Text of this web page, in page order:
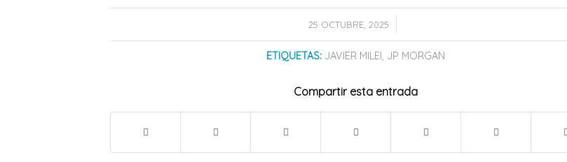
25 OCTUBRE, 2025
/
ETIQUETAS: JAVIER MILEI JP MORGAN
Compartir esta entrada